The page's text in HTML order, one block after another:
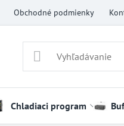
Obchodné podmienky
Chladiaci program